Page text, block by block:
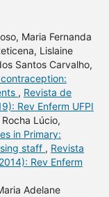
Maria Fernanda
Lislaine
Santos Carvalho,
, Revista de
Rev Enferm UFPI
Lúcio,
in Primary:
staff , Revista
Rev Enferm
Adelane